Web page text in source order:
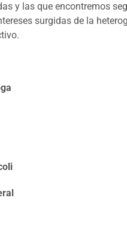
y las que encontremos
surgidas de la